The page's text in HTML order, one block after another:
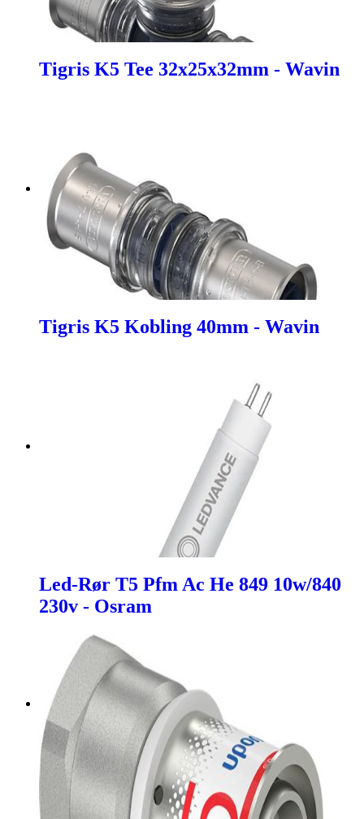
Tigris K5 Tee 32x25x32mm - Wavin
Tigris K5 Kobling 40mm - Wavin
Led-Rør T5 Pfm Ac He 849 10w/840
230v - Osram